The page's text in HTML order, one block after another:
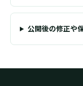
公開後の修正や